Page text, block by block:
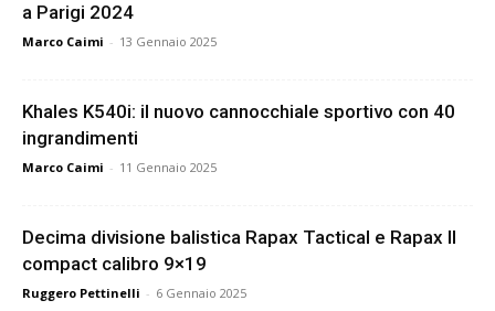
a Parigi 2024
Marco Caimi - 13 Gennaio 2025
Khales K540i: il nuovo cannocchiale sportivo con 40
ingrandimenti
Marco Caimi - 11 Gennaio 2025
Decima divisione balistica Rapax Tactical e Rapax II
compact calibro 9×19
Ruggero Pettinelli - 6 Gennaio 2025